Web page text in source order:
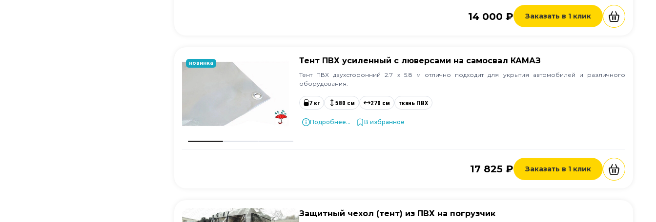
14 000 ₽ Заказать в 1 клик
новинка Тент ПВХ усиленный с люверсами на самосвал КАМАЗ
Тент ПВХ двухсторонний 2.7 х 5.8 м отлично подходит для укрытия автомобилей и различного
оборудования.
7 кг 580 см 270 см ткань ПВХ
Подробнее... В избранное
17 825 ₽ Заказать в 1 клик
Защитный чехол (тент) из ПВХ на погрузчик